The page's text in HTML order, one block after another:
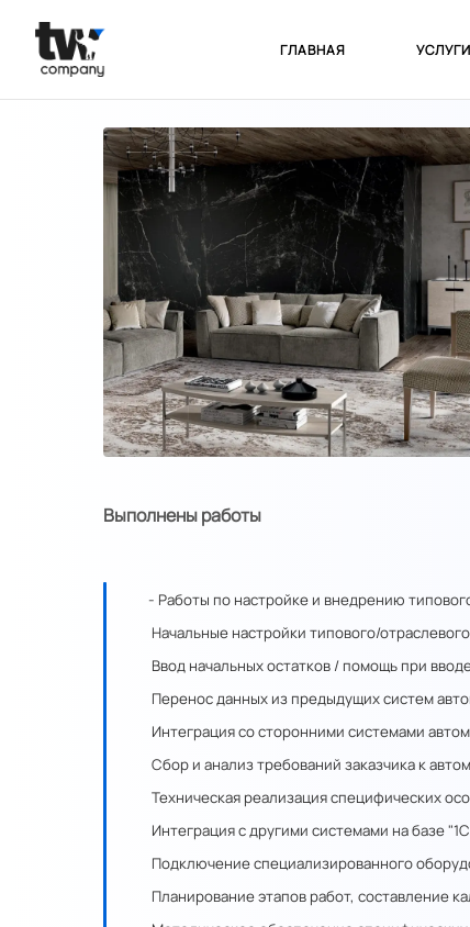
ГЛАВНАЯ
Выполнены работы
- Работы по настройке и внедрению
Начальные настройки типового/
Ввод начальных остатков / помощь при
Перенос данных из предыдущих систем
Интеграция со сторонними системами
Сбор и анализ требований заказчика к
Техническая реализация специфических
Интеграция с другими системами на базе
Подключение специализированного
Планирование этапов работ, составление